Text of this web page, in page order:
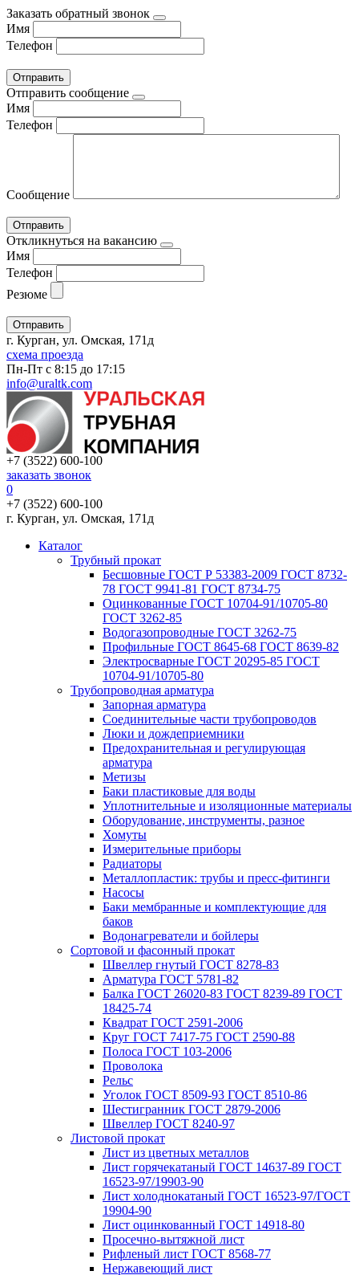
Заказать обратный звонок
Имя
Телефон
Отправить сообщение
Имя
Телефон
Сообщение
Откликнуться на вакансию
Имя
Телефон
Резюме
г. Курган, ул. Омская, 171д
схема проезда
Пн-Пт с 8:15 до 17:15
info@uraltk.com
+7 (3522) 600-100
заказать звонок
0
+7 (3522) 600-100
г. Курган, ул. Омская, 171д
Каталог
Трубный прокат
Беcшовные ГОСТ Р 53383-2009 ГОСТ 8732-
78 ГОСТ 9941-81 ГОСТ 8734-75
Оцинкованные ГОСТ 10704-91/10705-80
ГОСТ 3262-85
Водогазопроводные ГОСТ 3262-75
Профильные ГОСТ 8645-68 ГОСТ 8639-82
Электросварные ГОСТ 20295-85 ГОСТ
10704-91/10705-80
Трубопроводная арматура
Запорная арматура
Соединительные части трубопроводов
Люки и дождеприемники
Предохранительная и регулирующая
арматура
Метизы
Баки пластиковые для воды
Уплотнительные и изоляционные материалы
Оборудование, инструменты, разное
Хомуты
Измерительные приборы
Радиаторы
Металлопластик: трубы и пресс-фитинги
Насосы
Баки мембранные и комплектующие для
баков
Водонагреватели и бойлеры
Сортовой и фасонный прокат
Швеллер гнутый ГОСТ 8278-83
Арматура ГОСТ 5781-82
Балка ГОСТ 26020-83 ГОСТ 8239-89 ГОСТ
18425-74
Квадрат ГОСТ 2591-2006
Круг ГОСТ 7417-75 ГОСТ 2590-88
Полоса ГОСТ 103-2006
Проволока
Рельс
Уголок ГОСТ 8509-93 ГОСТ 8510-86
Шестигранник ГОСТ 2879-2006
Швеллер ГОСТ 8240-97
Листовой прокат
Лист из цветных металлов
Лист горячекатаный ГОСТ 14637-89 ГОСТ
16523-97/19903-90
Лист холоднокатаный ГОСТ 16523-97/ГОСТ
19904-90
Лист оцинкованный ГОСТ 14918-80
Просечно-вытяжной лист
Рифленый лист ГОСТ 8568-77
Нержавеющий лист